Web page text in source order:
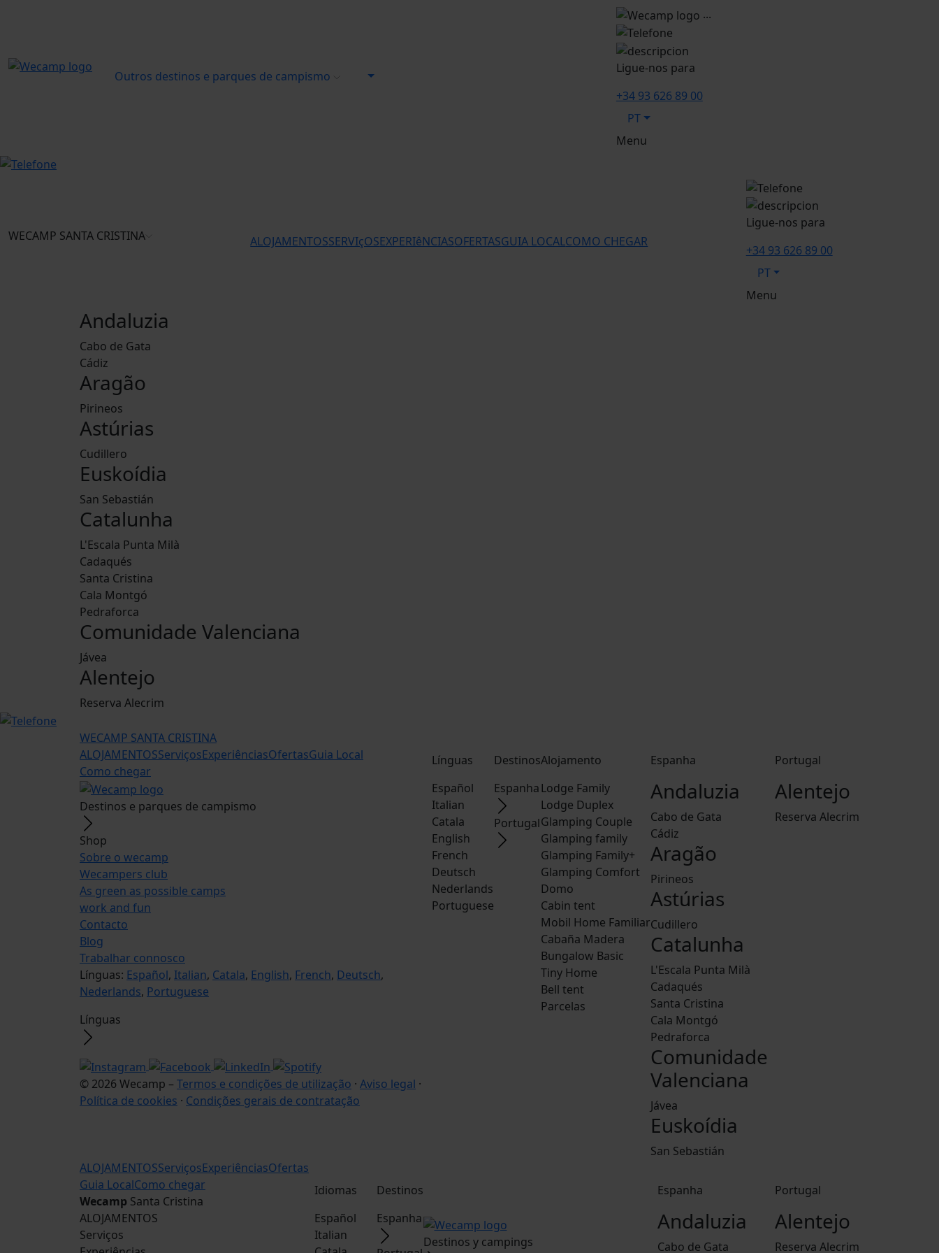
Outros destinos e parques de campismo
...
Ligue-nos para
+34 93 626 89 00
PT
Menu
WECAMP SANTA CRISTINA ALOJAMENTOSSERVIçOSEXPERIêNCIASOFERTASGUIA LOCALCOMO CHEGAR
Ligue-nos para
+34 93 626 89 00
PT
Menu
Andaluzia
Cabo de Gata
Cádiz
Aragão
Pirineos
Astúrias
Cudillero
Euskoídia
San Sebastián
Catalunha
L'Escala Punta Milà
Cadaqués
Santa Cristina
Cala Montgó
Pedraforca
Comunidade Valenciana
Jávea
Alentejo
Reserva Alecrim
WECAMP SANTA CRISTINA
ALOJAMENTOSServiçosExperiênciasOfertasGuia Local
Como chegar
Destinos e parques de campismo
Shop
Sobre o wecamp
Wecampers club
As green as possible camps
work and fun
Contacto
Blog
Trabalhar connosco
Línguas: Español, Italian, Catala, English, French, Deutsch,
Nederlands, Portuguese
Línguas
© 2026 Wecamp – Termos e condições de utilização · Aviso legal ·
Política de cookies · Condições gerais de contratação
Línguas
Español
Italian
Catala
English
French
Deutsch
Nederlands
Portuguese
Destinos
Espanha
Portugal
Alojamento
Lodge Family
Lodge Duplex
Glamping Couple
Glamping family
Glamping Family+
Glamping Comfort
Domo
Cabin tent
Mobil Home Familiar
Cabaña Madera
Bungalow Basic
Tiny Home
Bell tent
Parcelas
Espanha
Andaluzia
Cabo de Gata
Cádiz
Aragão
Pirineos
Astúrias
Cudillero
Catalunha
L'Escala Punta Milà
Cadaqués
Santa Cristina
Cala Montgó
Pedraforca
Comunidade
Valenciana
Jávea
Euskoídia
San Sebastián
Portugal
Alentejo
Reserva Alecrim
ALOJAMENTOSServiçosExperiênciasOfertas
Guia LocalComo chegar
Wecamp Santa Cristina
ALOJAMENTOS
Serviços
Idiomas
Español
Italian
Destinos
Espanha
Destinos y campings
Espanha
Andaluzia
Cabo de Gata
Portugal
Alentejo
Reserva Alecrim